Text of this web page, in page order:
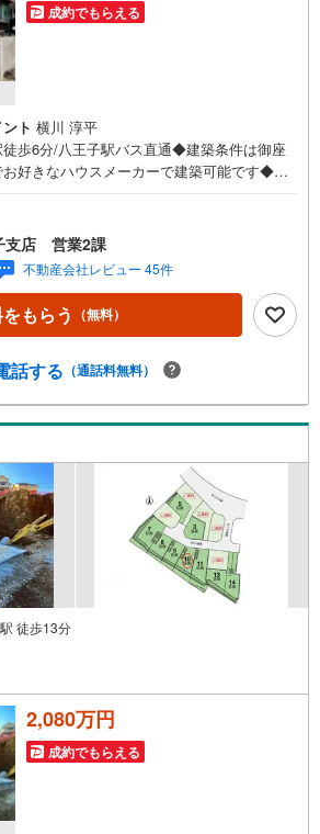
成約でもらえる
ト 横川 淳平
歩6分/八王子駅バス直通◆建築条件は御座
お好きなハウスメーカーで建築可能です◆理
の出し入れも楽々※バザール会場には、ベビ
ッズスペースをご用意しております。 小
でも、安心してご来場ください！資料請
のご相談などお気軽にお問合せください！
でお客様がご覧になったことのない情報を多
おります。インターネット、チラシなどに掲
。 担当営業へご希望をお伝えください！■ご
ど、ご相談ください。ご希望があれば周辺
の希望に合わせた物件などもご案内をいたし
探しは朝日土地建物（株）八王子店 営業2
さい！
支店 営業2課
不動産会社レビュー 45件
もらう （無料）
話する （通話料無料）
徒歩13分
2,080万円
成約でもらえる